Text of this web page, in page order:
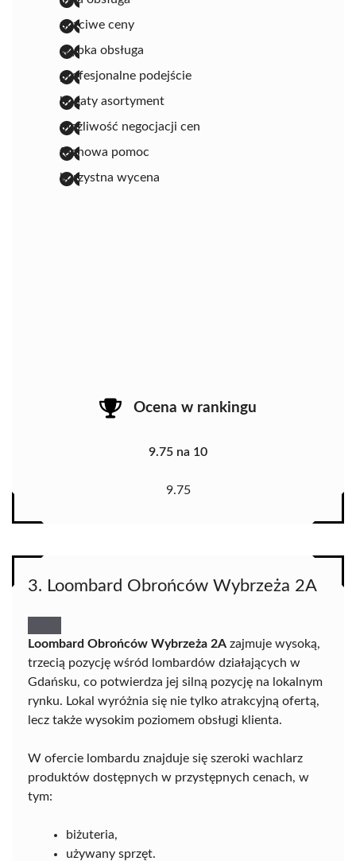
uczciwe ceny
szybka obsługa
profesjonalne podejście
bogaty asortyment
możliwość negocjacji cen
fachowa pomoc
korzystna wycena
Ocena w rankingu
9.75 na 10
9.75
3. Loombard Obrońców Wybrzeża 2A
Loombard Obrońców Wybrzeża 2A zajmuje wysoką,
trzecią pozycję wśród lombardów działających w
Gdańsku, co potwierdza jej silną pozycję na lokalnym
rynku. Lokal wyróżnia się nie tylko atrakcyjną ofertą,
lecz także wysokim poziomem obsługi klienta.
W ofercie lombardu znajduje się szeroki wachlarz
produktów dostępnych w przystępnych cenach, w
tym:
biżuteria,
używany sprzęt.